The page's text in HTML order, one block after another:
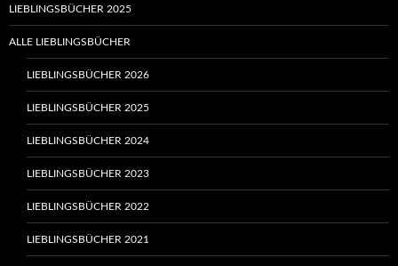
LIEBLINGSBÜCHER 2025
ALLE LIEBLINGSBÜCHER
LIEBLINGSBÜCHER 2026
LIEBLINGSBÜCHER 2025
LIEBLINGSBÜCHER 2024
LIEBLINGSBÜCHER 2023
LIEBLINGSBÜCHER 2022
LIEBLINGSBÜCHER 2021